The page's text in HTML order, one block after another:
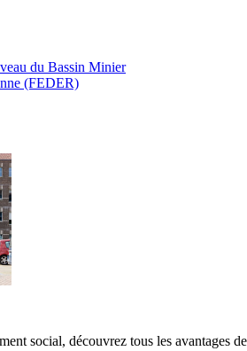
du Bassin Minier
(FEDER)
social, découvrez tous les avantages